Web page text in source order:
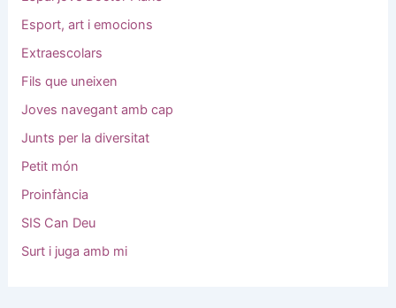
Esport, art i emocions
Extraescolars
Fils que uneixen
Joves navegant amb cap
Junts per la diversitat
Petit món
Proinfància
SIS Can Deu
Surt i juga amb mi